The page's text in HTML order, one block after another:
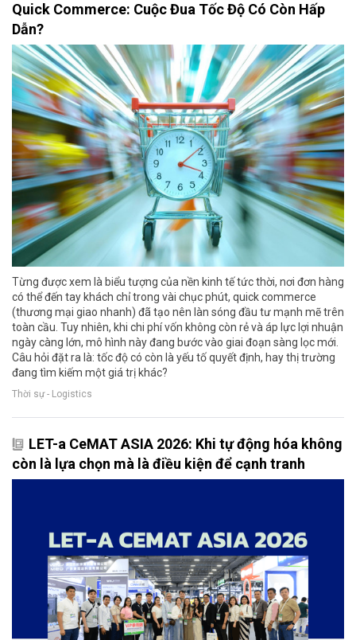
Quick Commerce: Cuộc Đua Tốc Độ Có Còn Hấp
Dẫn?
Từng được xem là biểu tượng của nền kinh tế tức thời, nơi đơn hàng
có thể đến tay khách chỉ trong vài chục phút, quick commerce
(thương mại giao nhanh) đã tạo nên làn sóng đầu tư mạnh mẽ trên
toàn cầu. Tuy nhiên, khi chi phí vốn không còn rẻ và áp lực lợi nhuận
ngày càng lớn, mô hình này đang bước vào giai đoạn sàng lọc mới.
Câu hỏi đặt ra là: tốc độ có còn là yếu tố quyết định, hay thị trường
đang tìm kiếm một giá trị khác?
Thời sự - Logistics
LET-a CeMAT ASIA 2026: Khi tự động hóa không
còn là lựa chọn mà là điều kiện để cạnh tranh